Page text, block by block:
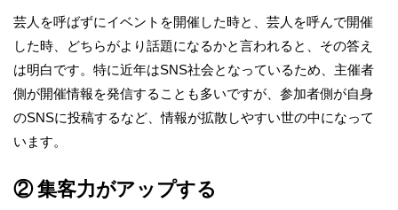
芸人を呼ばずにイベントを開催した時と、芸人を呼んで開催
した時、どちらがより話題になるかと言われると、その答え
は明白です。特に近年はSNS社会となっているため、主催者
側が開催情報を発信することも多いですが、参加者側が自身
のSNSに投稿するなど、情報が拡散しやすい世の中になって
います。
② 集客力がアップする